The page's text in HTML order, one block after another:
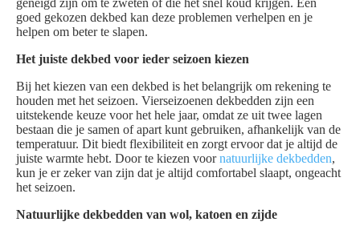
geneigd zijn om te zweten of die het snel koud krijgen. Een
goed gekozen dekbed kan deze problemen verhelpen en je
helpen om beter te slapen.
Het juiste dekbed voor ieder seizoen kiezen
Bij het kiezen van een dekbed is het belangrijk om rekening te
houden met het seizoen. Vierseizoenen dekbedden zijn een
uitstekende keuze voor het hele jaar, omdat ze uit twee lagen
bestaan die je samen of apart kunt gebruiken, afhankelijk van de
temperatuur. Dit biedt flexibiliteit en zorgt ervoor dat je altijd de
juiste warmte hebt. Door te kiezen voornatuurlijke dekbedden,
kun je er zeker van zijn dat je altijd comfortabel slaapt, ongeacht
het seizoen.
Natuurlijke dekbedden van wol, katoen en zijde